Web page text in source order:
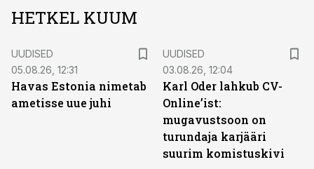
HETKEL KUUM
UUDISED
05.08.26, 12:31
Havas Estonia nimetab
ametisse uue juhi
UUDISED
03.08.26, 12:04
Karl Oder lahkub CV-
Online’ist:
mugavustsoon on
turundaja karjääri
suurim komistuskivi